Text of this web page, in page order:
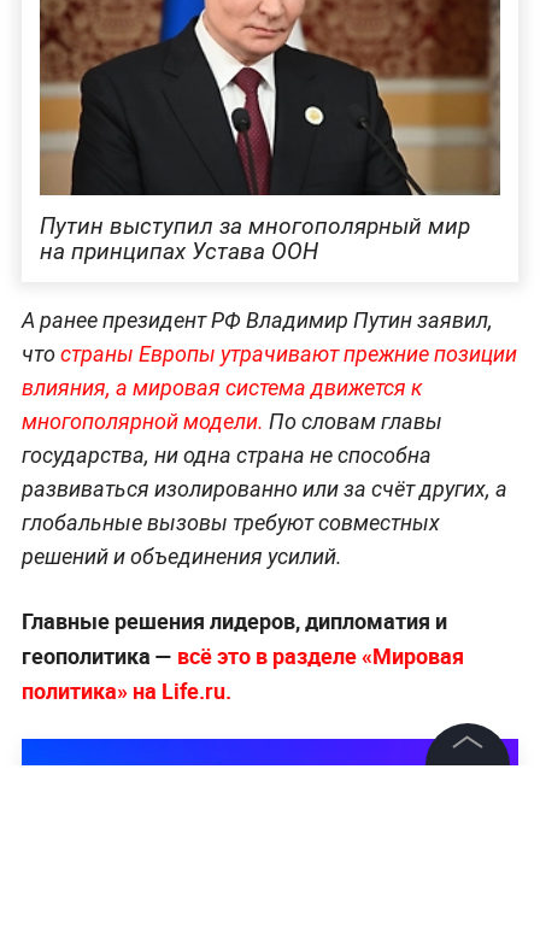
Путин выступил за многополярный мир
на принципах Устава ООН
А ранее президент РФ Владимир Путин заявил,
чтостраны Европы утрачивают прежние позиции
влияния, а мировая система движется к
многополярной модели. По словам главы
государства, ни одна страна не способна
развиваться изолированно или за счёт других, а
глобальные вызовы требуют совместных
решений и объединения усилий.
Главные решения лидеров, дипломатия и
геополитика — всё это в разделе «Мировая
политика» на Life.ru.